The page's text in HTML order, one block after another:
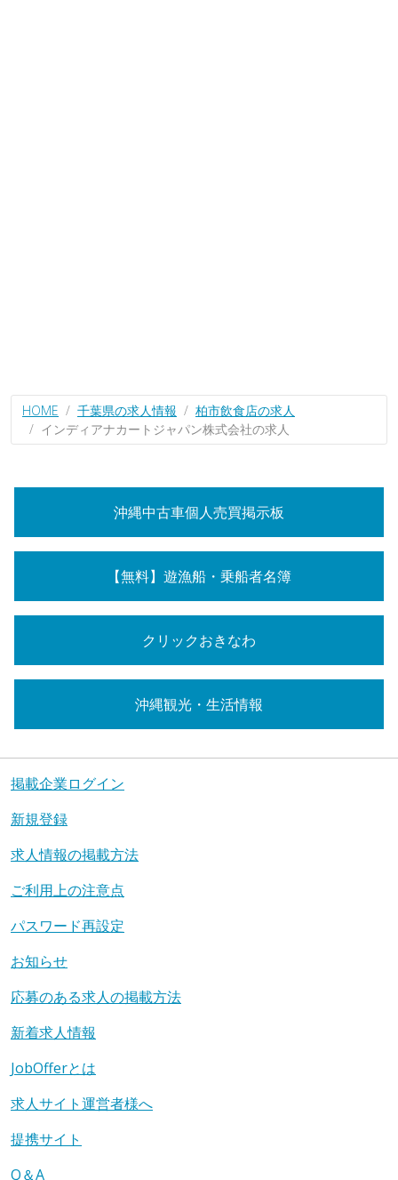
HOME 千葉県の求人情報
柏市飲食店の求人
インディアナカートジャパン株式会社の求人
沖縄中古車個人売買掲示板
【無料】遊漁船・乗船者名簿
クリックおきなわ
沖縄観光・生活情報
掲載企業ログイン
新規登録
求人情報の掲載方法
ご利用上の注意点
パスワード再設定
お知らせ
応募のある求人の掲載方法
新着求人情報
JobOfferとは
求人サイト運営者様へ
提携サイト
Q＆A